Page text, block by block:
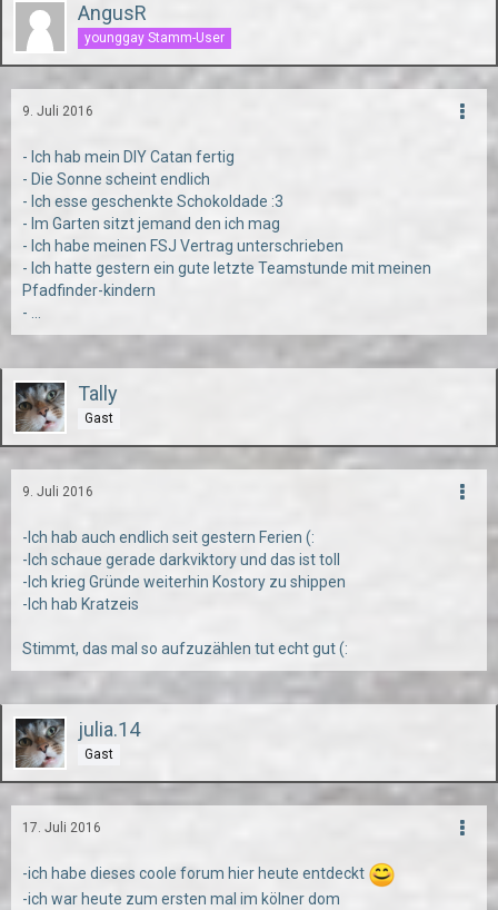
AngusR
younggay Stamm-User
9. Juli 2016
- Ich hab mein DIY Catan fertig
- Die Sonne scheint endlich
- Ich esse geschenkte Schokoldade :3
- Im Garten sitzt jemand den ich mag
- Ich habe meinen FSJ Vertrag unterschrieben
- Ich hatte gestern ein gute letzte Teamstunde mit meinen
Pfadfinder-kindern
- ...
Tally
Gast
9. Juli 2016
-Ich hab auch endlich seit gestern Ferien (:
-Ich schaue gerade darkviktory und das ist toll
-Ich krieg Gründe weiterhin Kostory zu shippen
-Ich hab Kratzeis
Stimmt, das mal so aufzuzählen tut echt gut (:
julia.14
Gast
17. Juli 2016
-ich habe dieses coole forum hier heute entdeckt
-ich war heute zum ersten mal im kölner dom